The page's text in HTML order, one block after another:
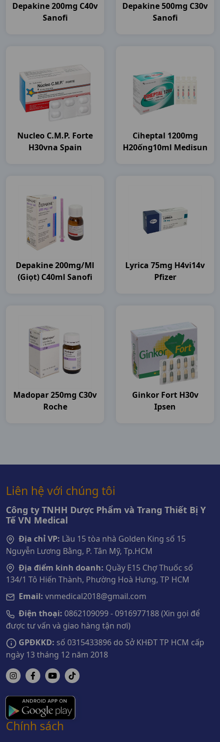
Depakine 200mg C40v
Sanofi
Depakine 500mg C30v
Sanofi
Nucleo C.m.p. Forte
H30vna Spain
Ciheptal 1200mg
H20ống10ml Medisun
Depakine 200mg/ml
(giọt) C40ml Sanofi
Lyrica 75mg H4vi14v
Pfizer
Madopar 250mg C30v
Roche
Ginkor Fort H30v
Ipsen
Liên hệ với chúng tôi
Công ty TNHH Dược Phẩm và Trang Thiết Bị Y
Tế VN Medical
Địa chỉ VP: Lầu 15 tòa nhà Golden King số 15
Nguyễn Lương Bằng, P. Tân Mỹ, Tp.HCM
Địa điểm kinh doanh: Quầy E15 Chợ Thuốc số
134/1 Tô Hiến Thành, Phường Hoà Hưng, TP HCM
Email: vnmedical2018@gmail.com
Điện thoại: 0862109099 - 0916977188 (Xin gọi để
được tư vấn và giao hàng tận nơi)
GPĐKKD: số 0315433896 do Sở KHĐT TP HCM cấp
ngày 13 tháng 12 năm 2018
Chính sách